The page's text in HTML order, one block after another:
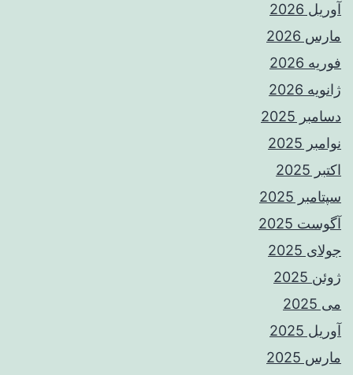
آوریل 2026
مارس 2026
فوریه 2026
ژانویه 2026
دسامبر 2025
نوامبر 2025
اکتبر 2025
سپتامبر 2025
آگوست 2025
جولای 2025
ژوئن 2025
می 2025
آوریل 2025
مارس 2025